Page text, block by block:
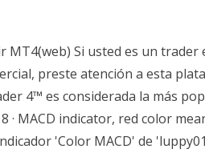
MT4(web) Si usted es un
preste atención a esta
4™ es considerada la más
· MACD indicator, red color
'Color MACD' de